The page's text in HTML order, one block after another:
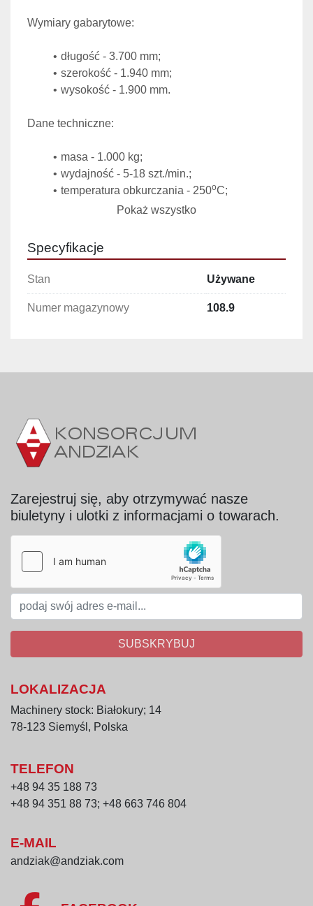
Wymiary gabarytowe:
długość - 3.700 mm;
szerokość - 1.940 mm;
wysokość - 1.900 mm.
Dane techniczne:
masa - 1.000 kg;
wydajność - 5-18 szt./min.;
temperatura obkurczania - 250oC;
zapotrzebowanie mocy - 30 kW;
zabezpieczenie - IP 20;
zapotrzebowanie sprężonego powietrza - 27
ciśnienie - 6 bar;
silnik główny - 0,25 kW;
silnik chłodzenia - 0,095 kW.
Pokaż wszystko
Specyfikacje
Stan Używane
Numer magazynowy 108.9
Zarejestruj się, aby otrzymywać nasze
biuletyny i ulotki z informacjami o towarach.
SUBSKRYBUJ
LOKALIZACJA
Machinery stock: Białokury; 14
78-123 Siemyśl, Polska
TELEFON
+48 94 35 188 73
+48 94 351 88 73; +48 663 746 804
E-MAIL
andziak@andziak.com